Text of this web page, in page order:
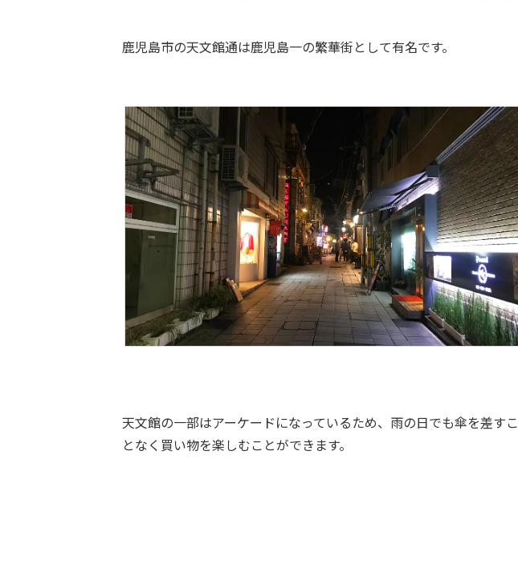
鹿児島市の天文館通は鹿児島一の繁華街として有名です。
天文館の一部はアーケードになっているため、雨の日でも傘を差すこ
となく買い物を楽しむことができます。